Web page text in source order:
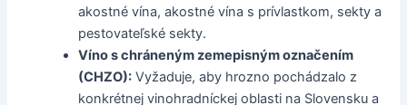
akostné vína, akostné vína s prívlastkom, sekty a
pestovateľské sekty.
Víno s chráneným zemepisným označením
(CHZO): Vyžaduje, aby hrozno pochádzalo z
konkrétnej vinohradníckej oblasti na Slovensku a